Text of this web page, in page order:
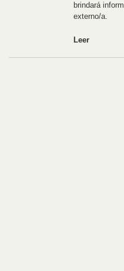
brindará
externo/a.
Leer